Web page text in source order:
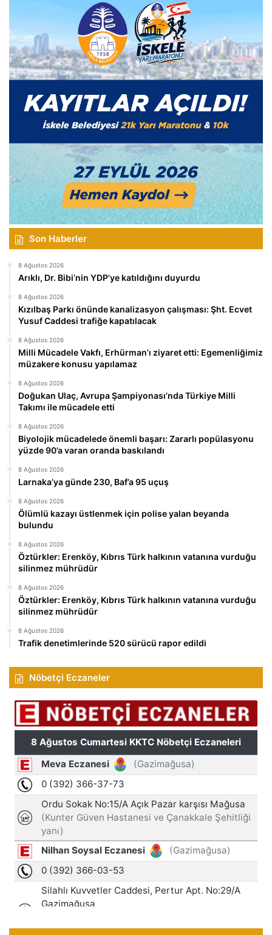
Son Haberler
8 Ağustos 2026
Arıklı, Dr. Bibi’nin YDP’ye katıldığını duyurdu
8 Ağustos 2026
Kızılbaş Parkı önünde kanalizasyon çalışması: Şht. Ecvet
Yusuf Caddesi trafiğe kapatılacak
8 Ağustos 2026
Milli Mücadele Vakfı, Erhürman’ı ziyaret etti: Egemenliğimiz
müzakere konusu yapılamaz
8 Ağustos 2026
Doğukan Ulaç, Avrupa Şampiyonası’nda Türkiye Milli
Takımı ile mücadele etti
8 Ağustos 2026
Biyolojik mücadelede önemli başarı: Zararlı popülasyonu
yüzde 90’a varan oranda baskılandı
8 Ağustos 2026
Larnaka’ya günde 230, Baf’a 95 uçuş
8 Ağustos 2026
Ölümlü kazayı üstlenmek için polise yalan beyanda
bulundu
8 Ağustos 2026
Öztürkler: Erenköy, Kıbrıs Türk halkının vatanına vurduğu
silinmez mührüdür
8 Ağustos 2026
Öztürkler: Erenköy, Kıbrıs Türk halkının vatanına vurduğu
silinmez mührüdür
8 Ağustos 2026
Trafik denetimlerinde 520 sürücü rapor edildi
Nöbetçi Eczaneler